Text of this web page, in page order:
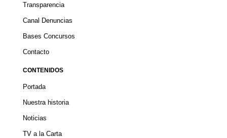
Transparencia
Canal Denuncias
Bases Concursos
Contacto
CONTENIDOS
Portada
Nuestra historia
Noticias
TV a la Carta